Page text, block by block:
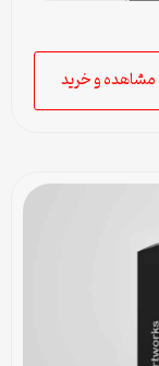
مشاهده و خرید